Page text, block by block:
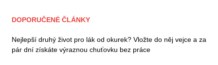
DOPORUČENÉ ČLÁNKY
Nejlepší druhý život pro lák od okurek? Vložte do něj vejce a za
pár dní získáte výraznou chuťovku bez práce